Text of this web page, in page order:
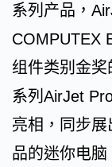
系列产品，
COMPUTEX
组件类别金奖
系列AirJet
亮相，同步
品的迷你电